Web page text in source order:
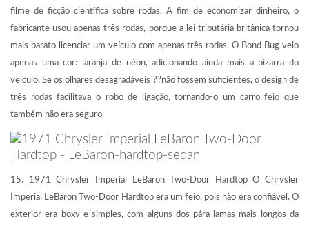
filme de ficção científica sobre rodas. A fim de economizar dinheiro, o
fabricante usou apenas três rodas, porque a lei tributária britânica tornou
mais barato licenciar um veículo com apenas três rodas. O Bond Bug veio
apenas uma cor: laranja de néon, adicionando ainda mais a bizarra do
veículo. Se os olhares desagradáveis ??não fossem suficientes, o design de
três rodas facilitava o robo de ligação, tornando-o um carro feio que
também não era seguro.
15. 1971 Chrysler Imperial LeBaron Two-Door Hardtop O Chrysler
Imperial LeBaron Two-Door Hardtop era um feio, pois não era confiável. O
exterior era boxy e simples, com alguns dos pára-lamas mais longos da